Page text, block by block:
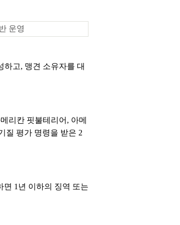
운영
하고, 맹견 소유자를 대
리칸 핏불테리어, 아메
질 평가 명령을 받은 2
1년 이하의 징역 또는